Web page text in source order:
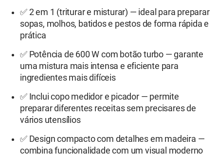
✅ 2 em 1 (triturar e misturar) — ideal para preparar
sopas, molhos, batidos e pestos de forma rápida e
prática
✅ Potência de 600 W com botão turbo — garante
uma mistura mais intensa e eficiente para
ingredientes mais difíceis
✅ Inclui copo medidor e picador — permite
preparar diferentes receitas sem precisares de
vários utensílios
✅ Design compacto com detalhes em madeira —
combina funcionalidade com um visual moderno